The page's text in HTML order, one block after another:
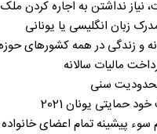
نیاز نداشتن به اجاره کردن
زبان انگلیسی یا یونانی
و زندگی در همه کشورهای
مالیات سالانه
سنی
حمایتی یونان 2021
سوء پیشینه تمام اعضای خانواده